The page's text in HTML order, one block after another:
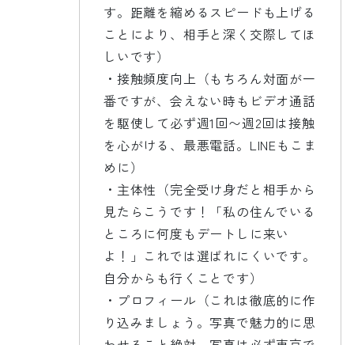
す。距離を縮めるスピードも上げる
ことにより、相手と深く交際してほ
しいです）
・接触頻度向上（もちろん対面が一
番ですが、会えない時もビデオ通話
を駆使して必ず週1回〜週2回は接触
を心がける、最悪電話。LINEもこま
めに）
・主体性（完全受け身だと相手から
見たらこうです！「私の住んでいる
ところに何度もデートしに来い
よ！」これでは選ばれにくいです。
自分からも行くことです）
・プロフィール（これは徹底的に作
り込みましょう。写真で魅力的に思